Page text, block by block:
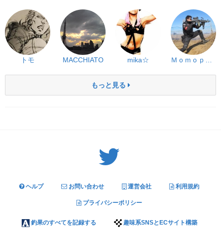
トモ MACCHIATO mika☆ Ｍｏｍｏｐａｐａ
もっと見る
ヘルプ お問い合わせ 運営会社 利用規約
プライバシーポリシー
釣果のすべてを記録する 趣味系SNSとECサイト構築